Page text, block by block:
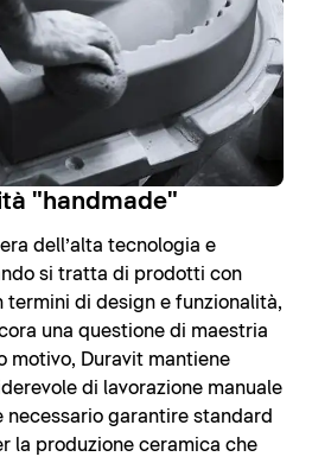
"handmade"
dell’alta tecnologia e
si tratta di prodotti con
termini di design e funzionalità,
una questione di maestria
motivo, Duravit mantiene
di lavorazione manuale
garantire standard
la produzione ceramica che